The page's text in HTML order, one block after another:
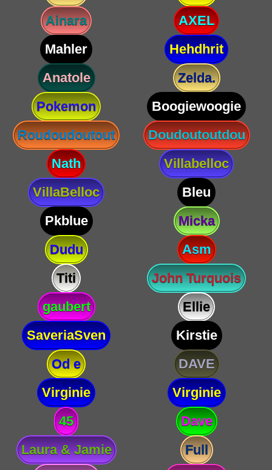
Ainara
AXEL
Mahler
Hehdhrit
Anatole
Zelda.
Pokemon
Boogiewoogie
Roudoudoutout
Doudoutoutdou
Nath
Villabelloc
VillaBelloc
Bleu
Pkblue
Micka
Dudu
Asm
Titi
John Turquois
gaubert
Ellie
SaveriaSven
Kirstie
Od e
DAVE
Virginie
Virginie
45
Dave
Laura & Jamie
Full